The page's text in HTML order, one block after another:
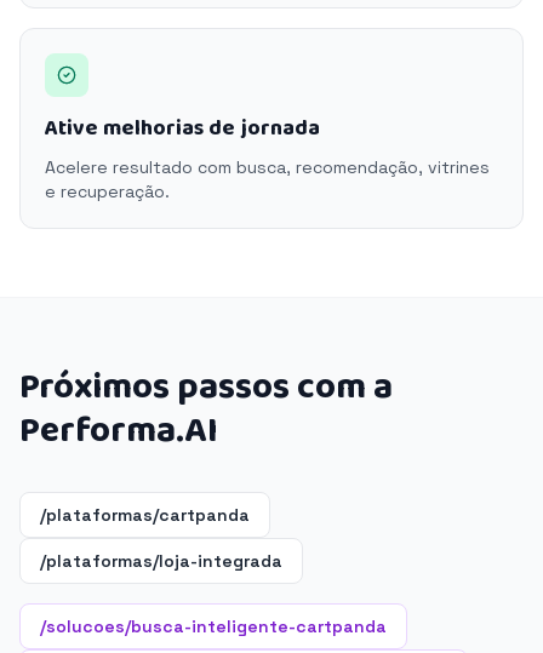
Ative melhorias de jornada
Acelere resultado com busca, recomendação, vitrines
e recuperação.
Próximos passos com a
Performa.AI
/plataformas/cartpanda
/plataformas/loja-integrada
/solucoes/busca-inteligente-cartpanda